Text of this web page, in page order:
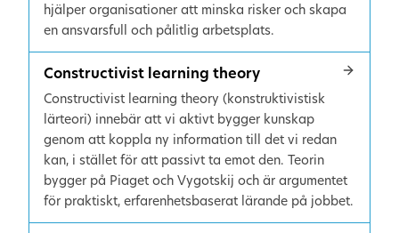
hjälper organisationer att minska risker och skapa
en ansvarsfull och pålitlig arbetsplats.
Constructivist learning theory
Constructivist learning theory (konstruktivistisk
lärteori) innebär att vi aktivt bygger kunskap
genom att koppla ny information till det vi redan
kan, i stället för att passivt ta emot den. Teorin
bygger på Piaget och Vygotskij och är argumentet
för praktiskt, erfarenhetsbaserat lärande på jobbet.